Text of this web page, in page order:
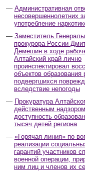
Административная
несовершеннолетних
употребление
Заместитель
прокурора России
Демешин в ходе
Алтайский край лично
проинспектировал
объектов образования
подвергшихся
вследствие непогоды
Прокуратура
действенным
доступность
тысяч детей региона
«Горячая линия» по
реализации
гарантий участников
военной операции,
ним лиц и членов их